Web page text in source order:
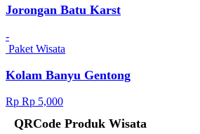
Jorongan Batu Karst
-
Paket Wisata
Kolam Banyu Gentong
Rp Rp 5,000
QRCode Produk Wisata